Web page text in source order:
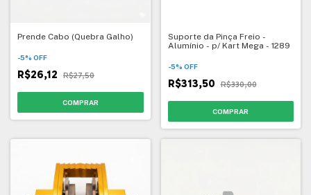
Prende Cabo (Quebra Galho)
-5% OFF
R$26,12 R$27,50
Suporte da Pinça Freio -
Alumínio - p/ Kart Mega - 1289
-5% OFF
R$313,50 R$330,00